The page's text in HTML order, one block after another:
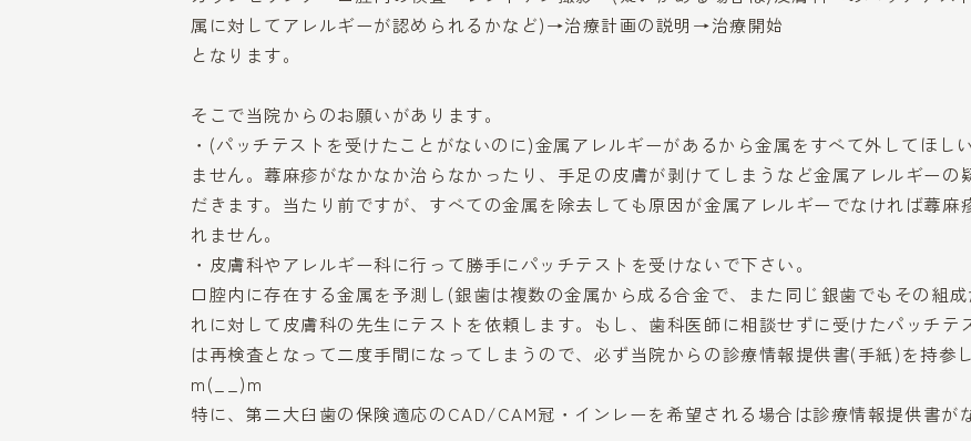
属に対してアレルギーが認められるかなど)→治療計画の説明→治療開始
となります。
そこで当院からのお願いがあります。
・(パッチテストを受けたことがないのに)金属アレルギーがあるから金属をすべて外してほし
ません。蕁麻疹がなかなか治らなかったり、手足の皮膚が剥けてしまうなど金属アレルギー
だきます。当たり前ですが、すべての金属を除去しても原因が金属アレルギーでなければ蕁麻
れません。
・皮膚科やアレルギー科に行って勝手にパッチテストを受けないで下さい。
口腔内に存在する金属を予測し(銀歯は複数の金属から成る合金で、また同じ銀歯でもその組
れに対して皮膚科の先生にテストを依頼します。もし、歯科医師に相談せずに受けたパッチ
は再検査となって二度手間になってしまうので、必ず当院からの診療情報提供書(手紙)を持参
m(__)m
特に、第二大臼歯の保険適応のCAD/CAM冠・インレーを希望される場合は診療情報提供書が